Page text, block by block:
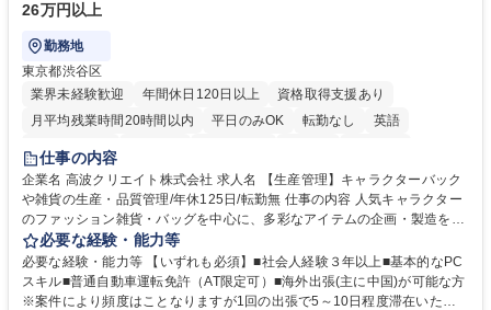
26万円以上
勤務地
東京都渋谷区
業界未経験歓迎
年間休日120日以上
資格取得支援あり
月平均残業時間20時間以内
平日のみOK 転勤なし
英語
住宅手当あり
完全週休2日制
交通費支給 駅近5分以内 中国語 土日祝休み
仕事の内容
企業名 高波クリエイト株式会社 求人名 【生産管理】キャラクターバック
や雑貨の生産・品質管理/年休125日/転勤無 仕事の内容 人気キャラクター
のファッション雑貨・バッグを中心に、多彩なアイテムの企画・製造を手
掛ける当社にて、自社企画・開発商品の生産管理・品質管理を担当。『か
わいい』を届けるやりがいのあるポジションです。 有名ブランドやキャラ
クターライセンスを活用した商品の企画・開発・販売を行っています。企
画段階から納品まで、商品の製造に関わる全てのプロセスにおいて、生産
必要な経験・能力等
必要な経験・能力等 【いずれも必須】■社会人経験３年以上■基本的なPC
スキル■普通自動車運転免許（AT限定可）■海外出張(主に中国)が可能な方
※案件により頻度はことなりますが1回の出張で5～10日程度滞在いただ